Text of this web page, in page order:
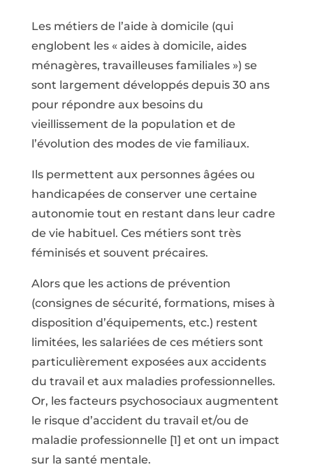
Les métiers de l’aide à domicile (qui
englobent les « aides à domicile, aides
ménagères, travailleuses familiales ») se
sont largement développés depuis 30 ans
pour répondre aux besoins du
vieillissement de la population et de
l’évolution des modes de vie familiaux.
Ils permettent aux personnes âgées ou
handicapées de conserver une certaine
autonomie tout en restant dans leur cadre
de vie habituel. Ces métiers sont très
féminisés et souvent précaires.
Alors que les actions de prévention
(consignes de sécurité, formations, mises à
disposition d’équipements, etc.) restent
limitées, les salariées de ces métiers sont
particulièrement exposées aux accidents
du travail et aux maladies professionnelles.
Or, les facteurs psychosociaux augmentent
le risque d’accident du travail et/ou de
maladie professionnelle [1] et ont un impact
sur la santé mentale.